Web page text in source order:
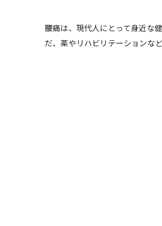
腰痛は、現代人にとって身近な
だ、薬やリハビリテーションな